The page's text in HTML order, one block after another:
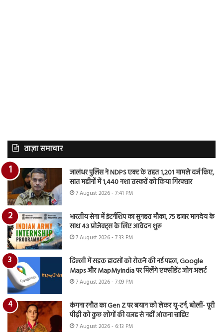
ताज़ा समाचार
जालंधर पुलिस ने NDPS एक्ट के तहत 1,201 मामले दर्ज किए,
सात महीनों में 1,440 नशा तस्करों को किया गिरफ्तार
7 August 2026 - 7:41 PM
भारतीय सेना में इंटर्नशिप का सुनहरा मौका, 75 हजार मानदेय के
साथ 43 प्रोजेक्ट्स के लिए आवेदन शुरू
7 August 2026 - 7:33 PM
दिल्ली में सड़क हादसों को रोकने की नई पहल, Google
Maps और MapMyIndia पर मिलेंगे एक्सीडेंट जोन अलर्ट
7 August 2026 - 7:09 PM
कंगना रनौत का Gen Z पर बयान को लेकर यू-टर्न, बोलीं- पूरी
पीढ़ी को कुछ लोगों की वजह से नहीं आंकना चाहिए
7 August 2026 - 6:13 PM